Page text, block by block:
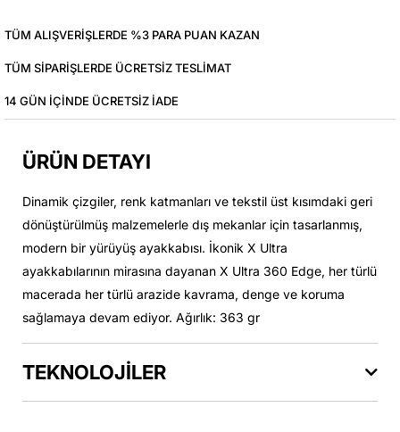
TÜM ALIŞVERIŞLERDE %3 PARA PUAN KAZAN
TÜM SIPARIŞLERDE ÜCRETSIZ TESLIMAT
14 GÜN IÇINDE ÜCRETSIZ IADE
ÜRÜN DETAYI
Dinamik çizgiler, renk katmanları ve tekstil üst kısımdaki geri
dönüştürülmüş malzemelerle dış mekanlar için tasarlanmış,
modern bir yürüyüş ayakkabısı. İkonik X Ultra
ayakkabılarının mirasına dayanan X Ultra 360 Edge, her türlü
macerada her türlü arazide kavrama, denge ve koruma
sağlamaya devam ediyor. Ağırlık: 363 gr
TEKNOLOJİLER